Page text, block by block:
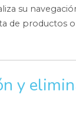
su
de productos o
y